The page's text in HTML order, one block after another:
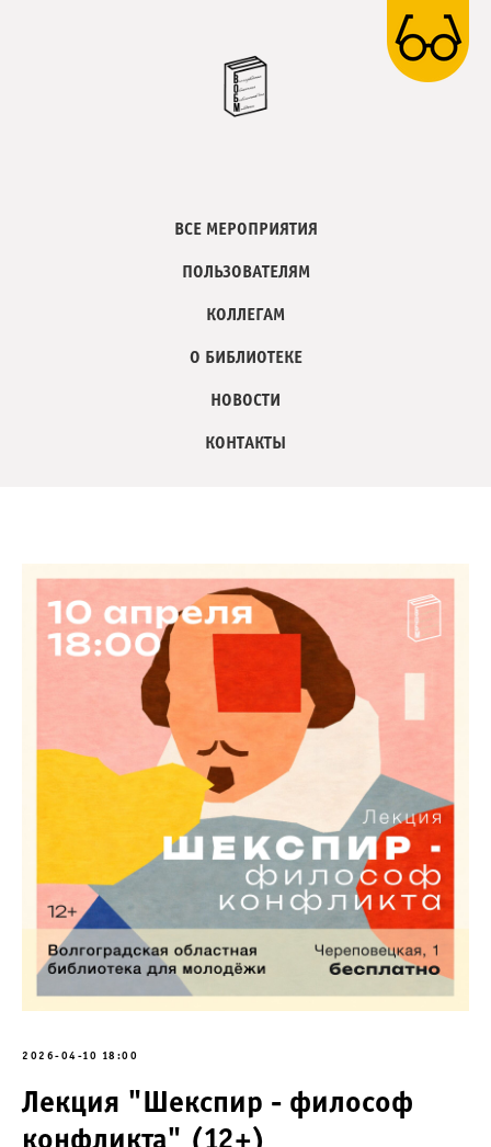
ВСЕ МЕРОПРИЯТИЯ
ПОЛЬЗОВАТЕЛЯМ
КОЛЛЕГАМ
О БИБЛИОТЕКЕ
НОВОСТИ
КОНТАКТЫ
2026-04-10 18:00
Лекция "Шекспир - философ